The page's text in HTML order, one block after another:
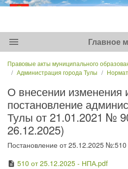
menu Главное
Правовые акты муниципального
Администрация города Тулы
О внесении изменения
постановление
Тулы от 21.01.2021 №
26.12.2025)
Постановление от 25.12.2025 №:510
description 510 от 25.12.2025 - НПА.pdf